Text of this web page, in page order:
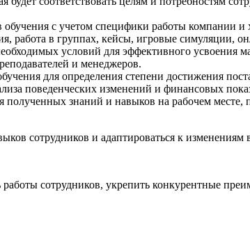
с учетом специфики работы компании и
работа в группах, кейсы, игровые симуляции,
условий для эффективного усвоения
и менеджеров.
для определения степени достижения
поведенческих изменений и финансовых
знаний и навыков на рабочем месте,
сотрудников и адаптироваться к изменениям
сотрудников, укрепить конкурентные